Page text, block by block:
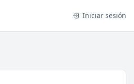
Iniciar sesión